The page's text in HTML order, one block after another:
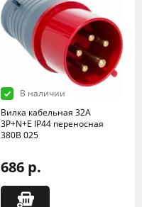
В наличии
Вилка кабельная 32А
3Р+N+Е IР44 переносная
380В 025
686 р.